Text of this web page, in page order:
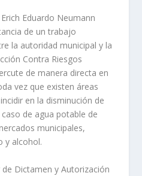
Eduardo Neumann
de un trabajo
la autoridad municipal y la
Contra Riesgos
de manera directa en
vez que existen áreas
en la disminución de
de agua potable de
municipales,
y alcohol.
Dictamen y Autorización